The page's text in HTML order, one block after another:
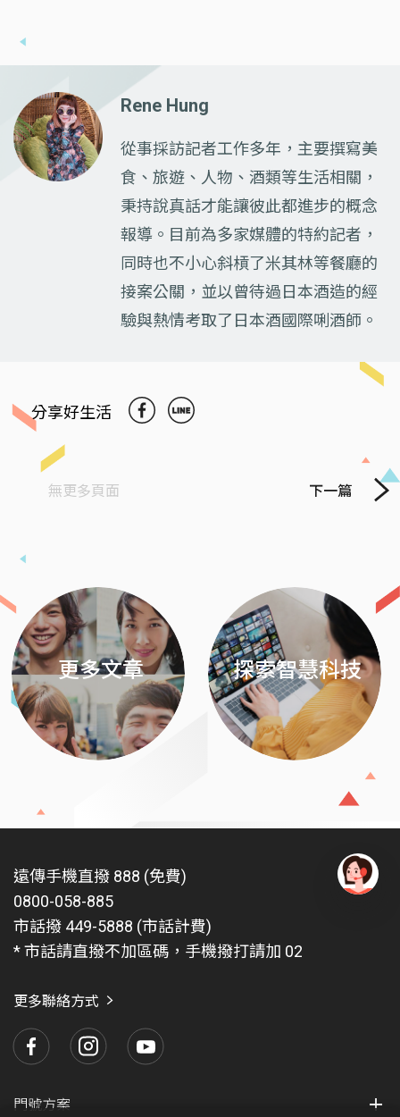
Rene Hung
從事採訪記者工作多年，主要撰寫美
食、旅遊、人物、酒類等生活相關，
秉持說真話才能讓彼此都進步的概念
報導。目前為多家媒體的特約記者，
同時也不小心斜槓了米其林等餐廳的
接案公關，並以曾待過日本酒造的經
驗與熱情考取了日本酒國際唎酒師。
分享好生活
無更多頁面 下一篇
更多文章 探索智慧科技
遠傳手機直撥 888 (免費)
0800-058-885
市話撥 449-5888 (市話計費)
* 市話請直撥不加區碼，手機撥打請加 02
更多聯絡方式
門號方案